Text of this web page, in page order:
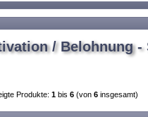
/ Belohnung -
Produkte: 1 bis 6 (von 6 insgesamt)